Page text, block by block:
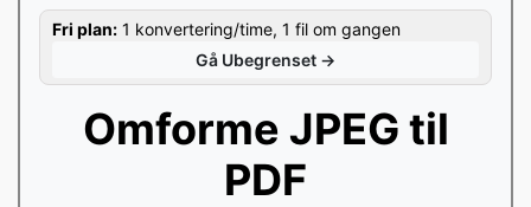
Fri plan: 1 konvertering/time, 1 fil om gangen
Gå Ubegrenset →
Omforme JPEG til
PDF